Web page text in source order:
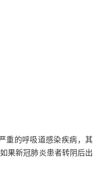
重的呼吸道感染疾病，其
果新冠肺炎患者转阴后出